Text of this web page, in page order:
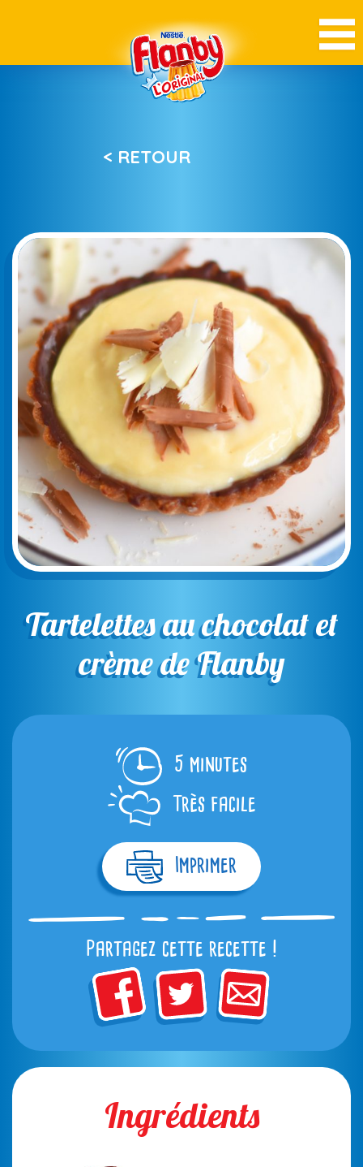
< RETOUR
Tartelettes au chocolatet
crème de Flanby
5 minutes
Très facile
Imprimer
Partagez cette recette !
Ingrédients